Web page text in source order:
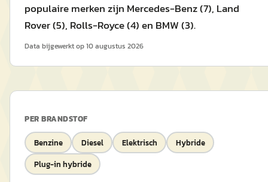
populaire merken zijn Mercedes-Benz (7), Land
Rover (5), Rolls-Royce (4) en BMW (3).
Data bijgewerkt op10 augustus 2026
PER BRANDSTOF
Benzine Diesel Elektrisch
Hybride
Plug-in hybride